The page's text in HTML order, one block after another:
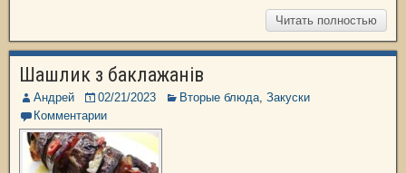
Читать полностью
Шашлик з баклажанів
Андрей 02/21/2023 Вторые блюда, Закуски
Комментарии